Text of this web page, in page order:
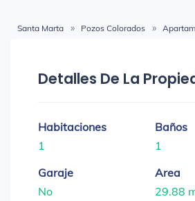
Santa Marta Pozos Colorados
Detalles De La
Habitaciones
1
Baños
1
Garaje
No
Area
29.88